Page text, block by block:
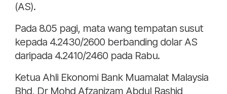
(AS).
Pada 8.05 pagi, mata wang tempatan susut
kepada 4.2430/2600 berbanding dolar AS
daripada 4.2410/2460 pada Rabu.
Ketua Ahli Ekonomi Bank Muamalat Malaysia
Bhd, Dr Mohd Afzanizam Abdul Rashid